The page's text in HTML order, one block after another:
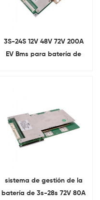
3S-24S 12V 48V 72V 200A
EV Bms para batería de
sistema de gestión de la
batería de 3s-28s 72V 80A